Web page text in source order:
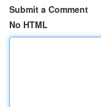
Submit a Comment
No HTML